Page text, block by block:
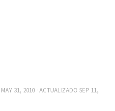
MAY 31, 2010 · ACTUALIZADO SEP 11,